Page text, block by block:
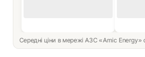
Середні ціни в мережі АЗС «Amic Energy»